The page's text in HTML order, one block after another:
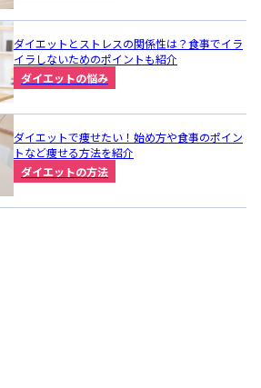
ダイエットとストレスの関係性は？食事でイラ
イラしないためのポイントも紹介
ダイエットの悩み
ダイエットで痩せたい！始め方や食事のポイン
トなど痩せる方法を紹介
ダイエットの方法